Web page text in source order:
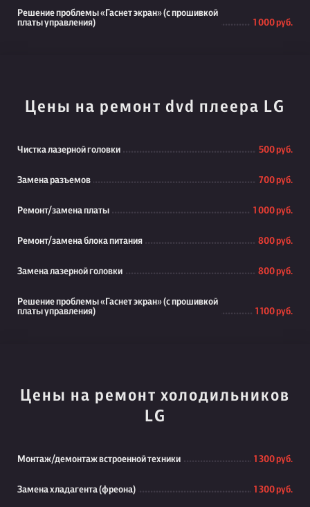
Решение проблемы «Гаснет экран» (с прошивкой
платы управления)
1 000 руб.
Цены на ремонт dvd плеера LG
Чистка лазерной головки 500 руб.
Замена разъемов 700 руб.
Ремонт/замена платы 1 000 руб.
Ремонт/замена блока питания 800 руб.
Замена лазерной головки 800 руб.
Решение проблемы «Гаснет экран» (с прошивкой
платы управления)
1 100 руб.
Цены на ремонт холодильников
LG
Монтаж/демонтаж встроенной техники 1 300 руб.
Замена хладагента (фреона) 1 300 руб.